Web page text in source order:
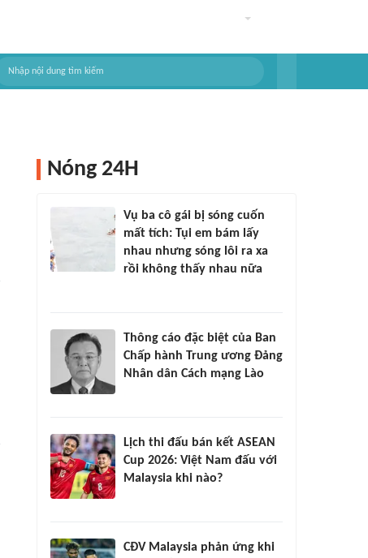
Nóng 24H
Vụ ba cô gái bị sóng cuốn
mất tích: Tụi em bám lấy
nhau nhưng sóng lôi ra xa
rồi không thấy nhau nữa
Thông cáo đặc biệt của Ban
Chấp hành Trung ương Đảng
Nhân dân Cách mạng Lào
Lịch thi đấu bán kết ASEAN
Cup 2026: Việt Nam đấu với
Malaysia khi nào?
CĐV Malaysia phản ứng khi